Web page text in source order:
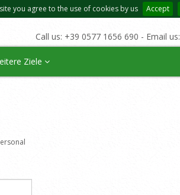
you agree to the use of cookies by us Accept
Call us: +39 0577 1656 690 - Email us:
Ziele